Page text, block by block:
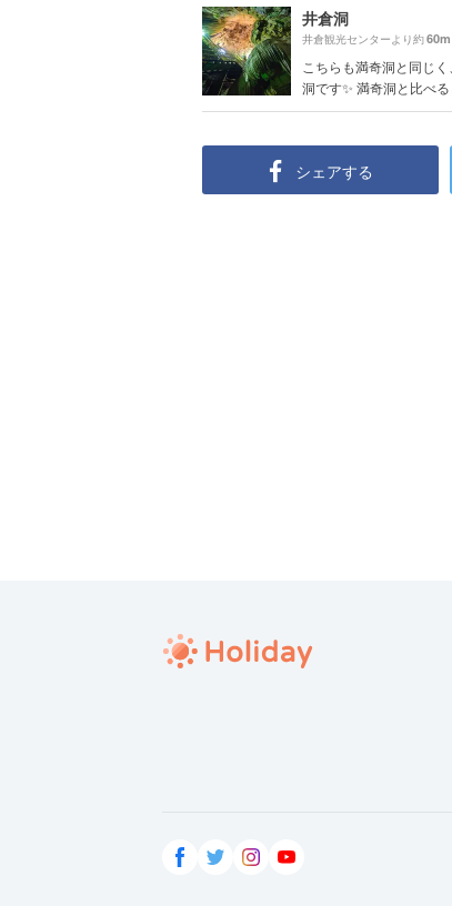
井倉洞
井倉観光センターより約60m
こちらも満奇洞と同じ
洞です✨ 満奇洞と比べ
シェアする